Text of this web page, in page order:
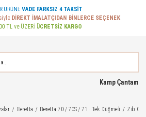
ÜRÜNE VADE FARKSIZ 4 TAKSİT
DİREKT İMALATÇIDAN BİNLERCE SEÇENEK
TL ve ÜZERİ ÜCRETSİZ KARGO
Kamp Çantam
Beretta Beretta 70 / 70S / 71 - Tek Düğmeli Zib